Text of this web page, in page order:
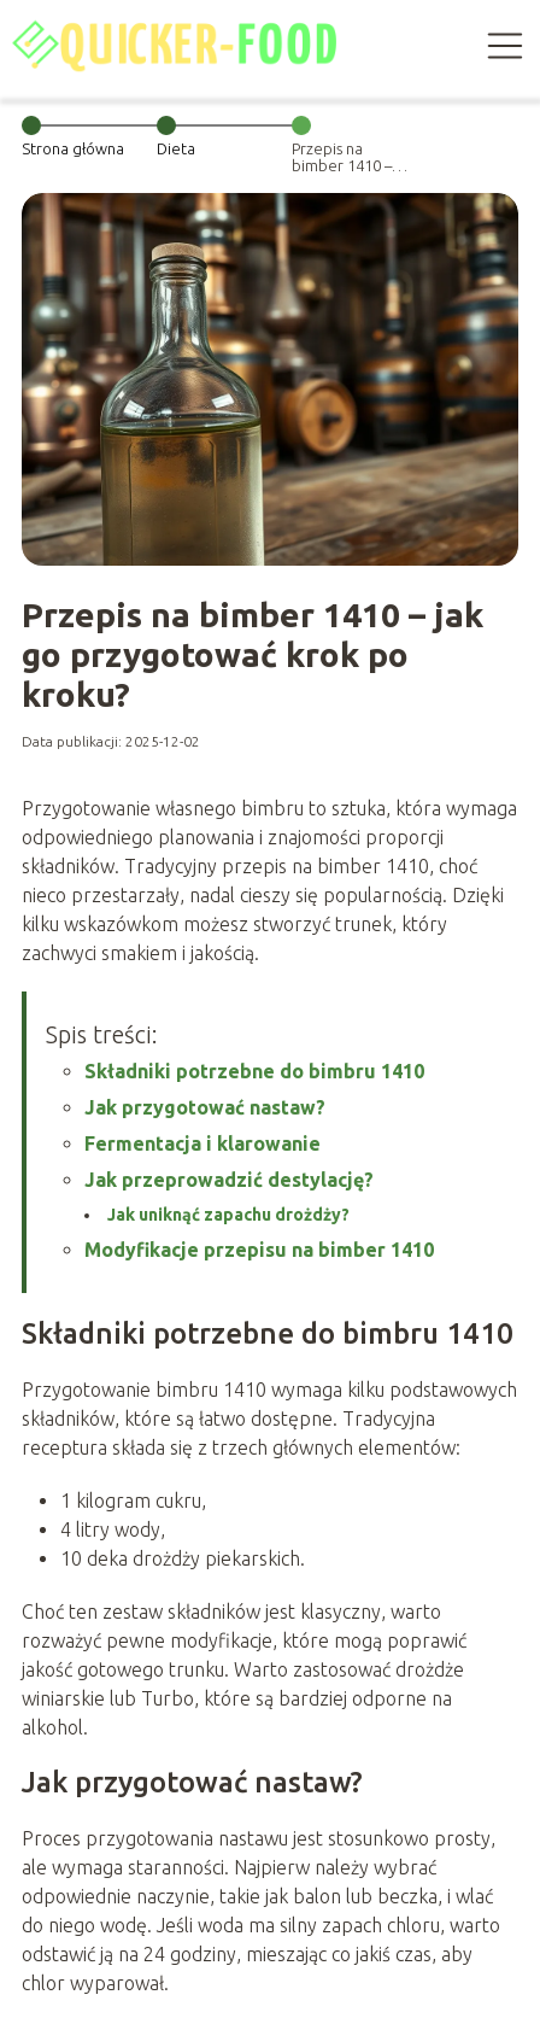
Strona główna Dieta
Przepis na
bimber 1410 –
przygotować
krok po kroku?
Przepis na bimber 1410 – jak
go przygotować krok po
kroku?
Data publikacji: 2025-12-02
Przygotowanie własnego bimbru to sztuka, która wymaga
odpowiedniego planowania i znajomości proporcji
składników. Tradycyjny przepis na bimber 1410, choć
nieco przestarzały, nadal cieszy się popularnością. Dzięki
kilku wskazówkom możesz stworzyć trunek, który
zachwyci smakiem i jakością.
Spis treści:
Składniki potrzebne do bimbru 1410
Jak przygotować nastaw?
Fermentacja i klarowanie
Jak przeprowadzić destylację?
Jak uniknąć zapachu drożdży?
Modyfikacje przepisu na bimber 1410
Składniki potrzebne do bimbru 1410
Przygotowanie bimbru 1410 wymaga kilku podstawowych
składników, które są łatwo dostępne. Tradycyjna
receptura składa się z trzech głównych elementów:
1 kilogram cukru,
4 litry wody,
10 deka drożdży piekarskich.
Choć ten zestaw składników jest klasyczny, warto
rozważyć pewne modyfikacje, które mogą poprawić
jakość gotowego trunku. Warto zastosować drożdże
winiarskie lub Turbo, które są bardziej odporne na
alkohol.
Jak przygotować nastaw?
Proces przygotowania nastawu jest stosunkowo prosty,
ale wymaga staranności. Najpierw należy wybrać
odpowiednie naczynie, takie jak balon lub beczka, i wlać
do niego wodę. Jeśli woda ma silny zapach chloru, warto
odstawić ją na 24 godziny, mieszając co jakiś czas, aby
chlor wyparował.